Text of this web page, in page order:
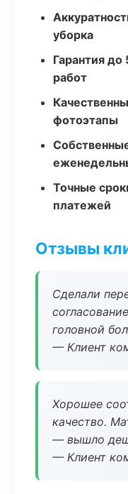
уборка
Гарантия
работ
фотоэтапы
Точные
платежей
Отзывы
Сделали
головной
— Клиент
Хорошее
качество.
— вышло
— Клиент